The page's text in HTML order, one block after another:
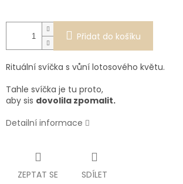
Přidat do košíku
Rituální svíčka s vůní lotosového květu.
Tahle svíčka je tu proto,
aby sis dovolila zpomalit.
Detailní informace
ZEPTAT SE SDÍLET